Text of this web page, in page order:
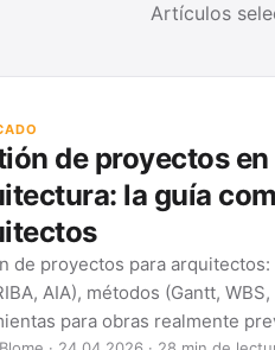
Artículos
de proyectos en
la guía
de proyectos para
AIA), métodos (Gantt,
para obras realmente